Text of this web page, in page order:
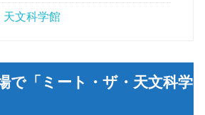
天文科学館
で「ミート・ザ・天文科学